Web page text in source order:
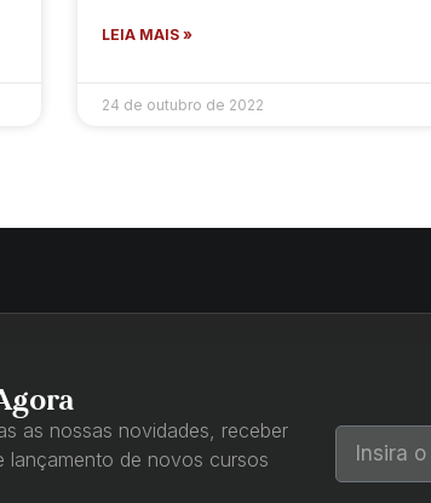
LEIA MAIS »
24 de outubro de 2022
as nossas novidades, receber
de novos cursos